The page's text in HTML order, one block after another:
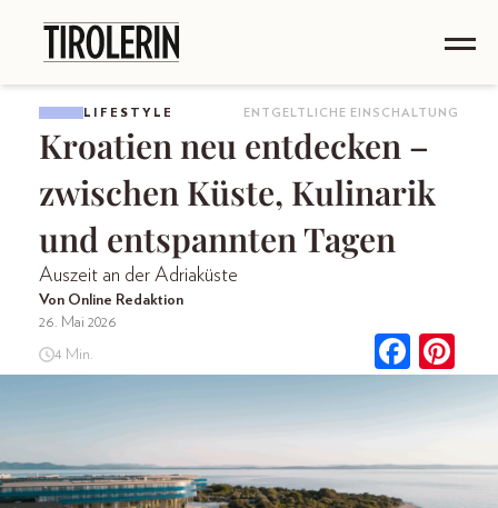
LIFESTYLE ENTGELTLICHE EINSCHALTUNG
Kroatien neu entdecken –
zwischen Küste, Kulinarik
und entspannten Tagen
Auszeit an der Adriaküste
Von Online Redaktion
26. Mai 2026
4 Min.